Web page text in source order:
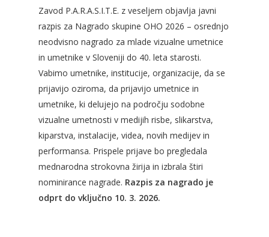
Zavod P.A.R.A.S.I.T.E. z veseljem objavlja javni
razpis za Nagrado skupine OHO 2026 – osrednjo
neodvisno nagrado za mlade vizualne umetnice
in umetnike v Sloveniji do 40. leta starosti.
Vabimo umetnike, institucije, organizacije, da se
prijavijo oziroma, da prijavijo umetnice in
umetnike, ki delujejo na področju sodobne
vizualne umetnosti v medijih risbe, slikarstva,
kiparstva, instalacije, videa, novih medijev in
performansa. Prispele prijave bo pregledala
mednarodna strokovna žirija in izbrala štiri
nominirance nagrade. Razpis za nagrado je
odprt do vključno 10. 3. 2026.